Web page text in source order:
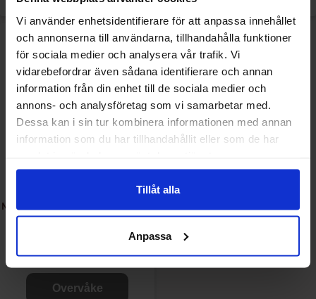
Vi använder enhetsidentifierare för att anpassa innehållet
och annonserna till användarna, tillhandahålla funktioner
för sociala medier och analysera vår trafik. Vi
vidarebefordrar även sådana identifierare och annan
information från din enhet till de sociala medier och
annons- och analysföretag som vi samarbetar med.
Dessa kan i sin tur kombinera informationen med annan
information som du har tillhandahållit eller som de har
Tillåt alla
Anpassa
Mino Zero Jordgubb Rabarber &
Citron 33cl
26.90 kr/stk
Overvåke